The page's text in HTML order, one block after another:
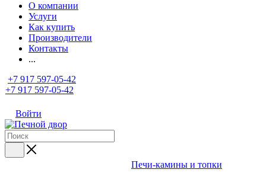
О компании
Услуги
Как купить
Производители
Контакты
...
+7 917 597-05-42
+7 917 597-05-42
Войти
Печи-камины и топки